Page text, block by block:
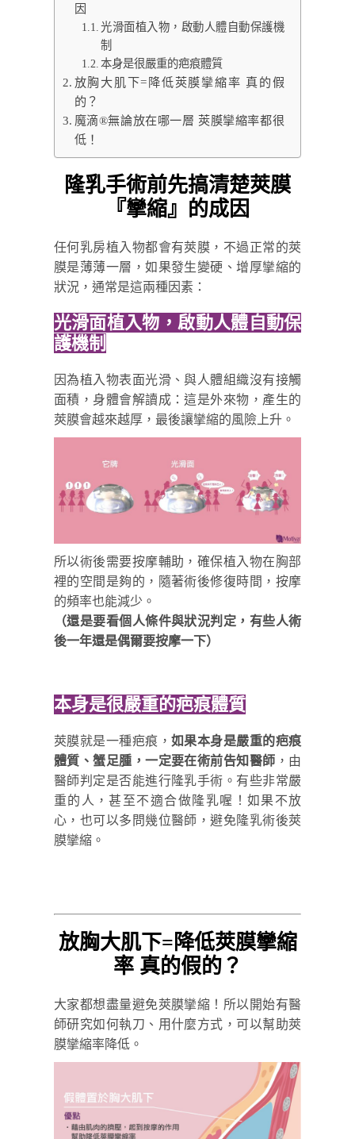
因
光滑面植入物，啟動人體自動保護機
制
本身是很嚴重的疤痕體質
放胸大肌下=降低莢膜攣縮率 真的假
的？
魔滴®無論放在哪一層 莢膜攣縮率都很
低！
隆乳手術前先搞清楚莢膜
『攣縮』的成因
任何乳房植入物都會有莢膜，不過正常的莢
膜是薄薄一層，如果發生變硬、增厚攣縮的
狀況，通常是這兩種因素：
光滑面植入物，啟動人體自動保
護機制
因為植入物表面光滑、與人體組織沒有接觸
面積，身體會解讀成：這是外來物，產生的
莢膜會越來越厚，最後讓攣縮的風險上升。
所以術後需要按摩輔助，確保植入物在胸部
裡的空間是夠的，隨著術後修復時間，按摩
的頻率也能減少。
（還是要看個人條件與狀況判定，有些人術
後一年還是偶爾要按摩一下）
本身是很嚴重的疤痕體質
莢膜就是一種疤痕， 如果本身是嚴重的疤痕
體質、蟹足腫，一定要在術前告知醫師 ，由
醫師判定是否能進行隆乳手術。有些非常嚴
重的人，甚至不適合做隆乳喔！如果不放
心，也可以多問幾位醫師，避免隆乳術後莢
膜攣縮。
放胸大肌下=降低莢膜攣縮
率 真的假的？
大家都想盡量避免莢膜攣縮！所以開始有醫
師研究如何執刀、用什麼方式，可以幫助莢
膜攣縮率降低。